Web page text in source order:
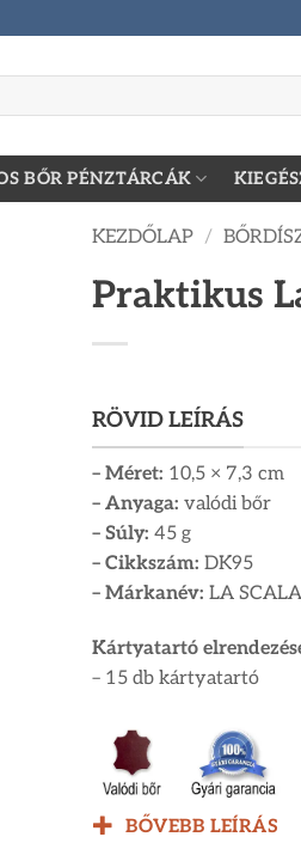
BŐR PÉNZTÁRCÁK
KEZDŐLAP /
Praktikus
RÖVID LEÍRÁS
– Méret: 10,5 × 7,3 cm
– Anyaga: valódi bőr
– Súly: 45 g
– Cikkszám: DK95
– Márkanév:LA SCALA
Kártyatartó
– 15 db kártyatartó
BŐVEBB LEÍRÁS